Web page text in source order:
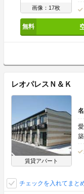
画像：17枚
レオパレスＮ＆Ｋ
賃貸アパート
チェックを入れてまと